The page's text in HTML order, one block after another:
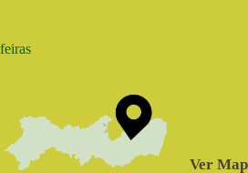
feiras
Ver